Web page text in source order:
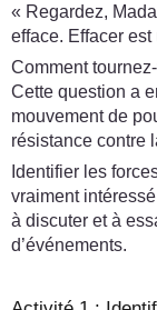
« Regardez,
efface. Effacer
Comment
Cette question a
mouvement de
résistance contre
Identifier les
vraiment
à discuter et à
d’événements.